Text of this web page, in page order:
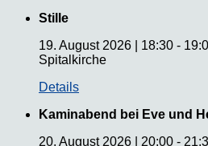
Stille
19. August 2026
18:30 -
Spitalkirche
Details
Kaminabend bei Eve und
20. August 2026
20:00 -